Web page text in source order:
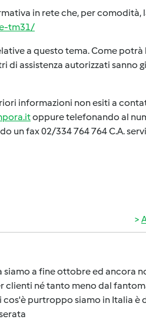
in rete che, per comodità,
tm31/
a questo tema. Come potrà
di assistenza autorizzati sanno
informazioni non esiti a
oppure telefonando al
un fax 02/334 764 764 C.A.
siamo a fine ottobre ed ancora
clienti né tanto meno dal
cos'è purtroppo siamo in Italia